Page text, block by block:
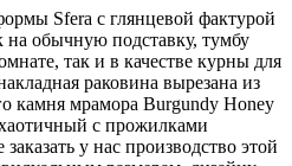
Sfera с глянцевой фактурой
на обычную подставку, тумбу
так и в качестве курны для
раковина вырезана из
камня мрамора Burgundy Honey
с прожилками
у нас производство этой